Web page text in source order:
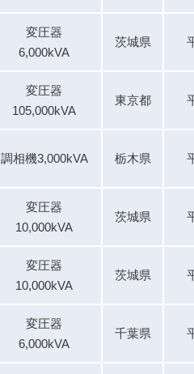
変圧器
6,000kVA
茨城県
変圧器
105,000kVA
東京都
調相機3,000kVA 栃木県
変圧器
10,000kVA
茨城県
変圧器
10,000kVA
茨城県
変圧器
6,000kVA
千葉県